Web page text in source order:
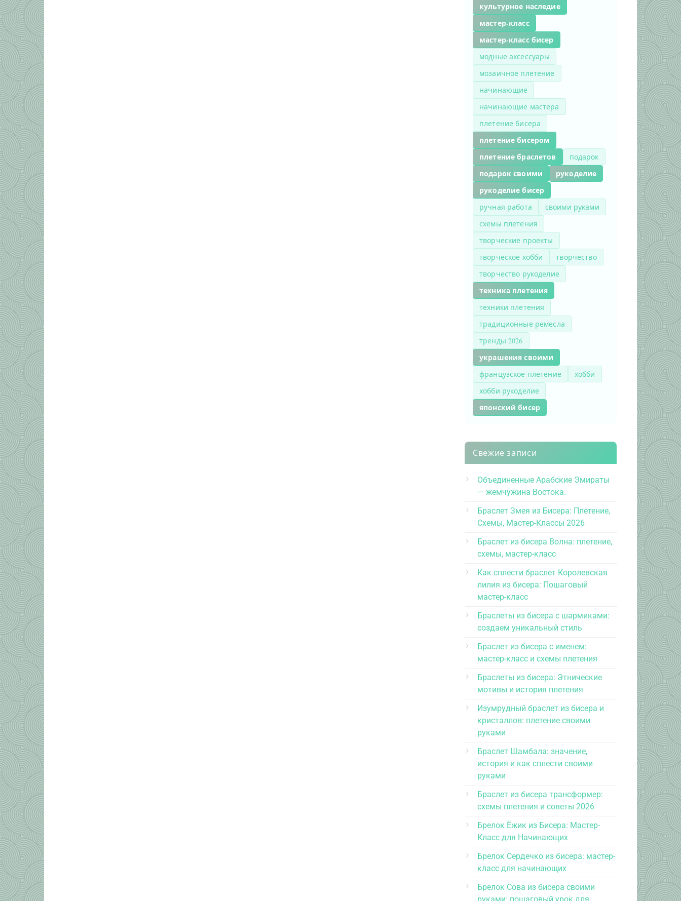
культурное наследие
мастер-класс
мастер-класс бисер
модные аксессуары
мозаичное плетение
начинающие
начинающие мастера
плетение бисера
плетение бисером
плетение браслетов
подарок
подарок своими
рукоделие
рукоделие бисер
ручная работа
своими руками
схемы плетения
творческие проекты
творческое хобби
творчество
творчество рукоделие
техника плетения
техники плетения
традиционные ремесла
тренды 2026
украшения своими
французское плетение
хобби
хобби рукоделие
японский бисер
Свежие записи
Объединенные Арабские Эмираты
— жемчужина Востока.
Браслет Змея из Бисера: Плетение,
Схемы, Мастер-Классы 2026
Браслет из бисера Волна: плетение,
схемы, мастер-класс
Как сплести браслет Королевская
лилия из бисера: Пошаговый
мастер-класс
Браслеты из бисера с шармиками:
создаем уникальный стиль
Браслет из бисера с именем:
мастер-класс и схемы плетения
Браслеты из бисера: Этнические
мотивы и история плетения
Изумрудный браслет из бисера и
кристаллов: плетение своими
руками
Браслет Шамбала: значение,
история и как сплести своими
руками
Браслет из бисера трансформер:
схемы плетения и советы 2026
Брелок Ёжик из Бисера: Мастер-
Класс для Начинающих
Брелок Сердечко из бисера: мастер-
класс для начинающих
Брелок Сова из бисера своими